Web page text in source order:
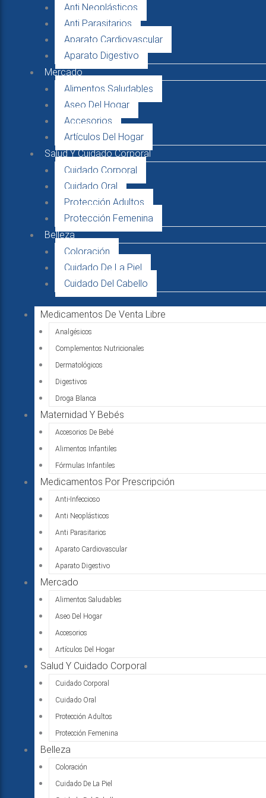
Anti Neoplásticos
Anti Parasitarios
Aparato Cardiovascular
Aparato Digestivo
Mercado
Alimentos Saludables
Aseo Del Hogar
Accesorios
Artículos Del Hogar
Salud Y Cuidado Corporal
Cuidado Corporal
Cuidado Oral
Protección Adultos
Protección Femenina
Belleza
Coloración
Cuidado De La Piel
Cuidado Del Cabello
Medicamentos De Venta Libre
Analgésicos
Complementos Nutricionales
Dermatológicos
Digestivos
Droga Blanca
Maternidad Y Bebés
Accesorios De Bebé
Alimentos Infantiles
Fórmulas Infantiles
Medicamentos Por Prescripción
Anti-Infeccioso
Anti Neoplásticos
Anti Parasitarios
Aparato Cardiovascular
Aparato Digestivo
Mercado
Alimentos Saludables
Aseo Del Hogar
Accesorios
Artículos Del Hogar
Salud Y Cuidado Corporal
Cuidado Corporal
Cuidado Oral
Protección Adultos
Protección Femenina
Belleza
Coloración
Cuidado De La Piel